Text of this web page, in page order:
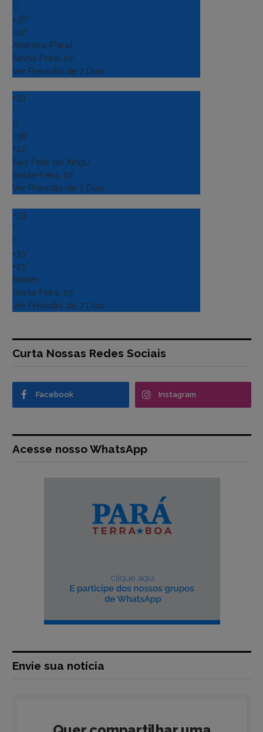
C
+36°
+22°
Altamira (Para)
Sexta-Feira, 07
Ver Previsão de 7 Dias
+33
°
C
+38°
+22°
Sao Felix do Xingu
Sexta-Feira, 07
Ver Previsão de 7 Dias
+33
°
C
+33°
+23°
Belém
Sexta-Feira, 07
Ver Previsão de 7 Dias
Curta Nossas Redes Sociais
Facebook Instagram
Acesse nosso WhatsApp
Envie sua notícia